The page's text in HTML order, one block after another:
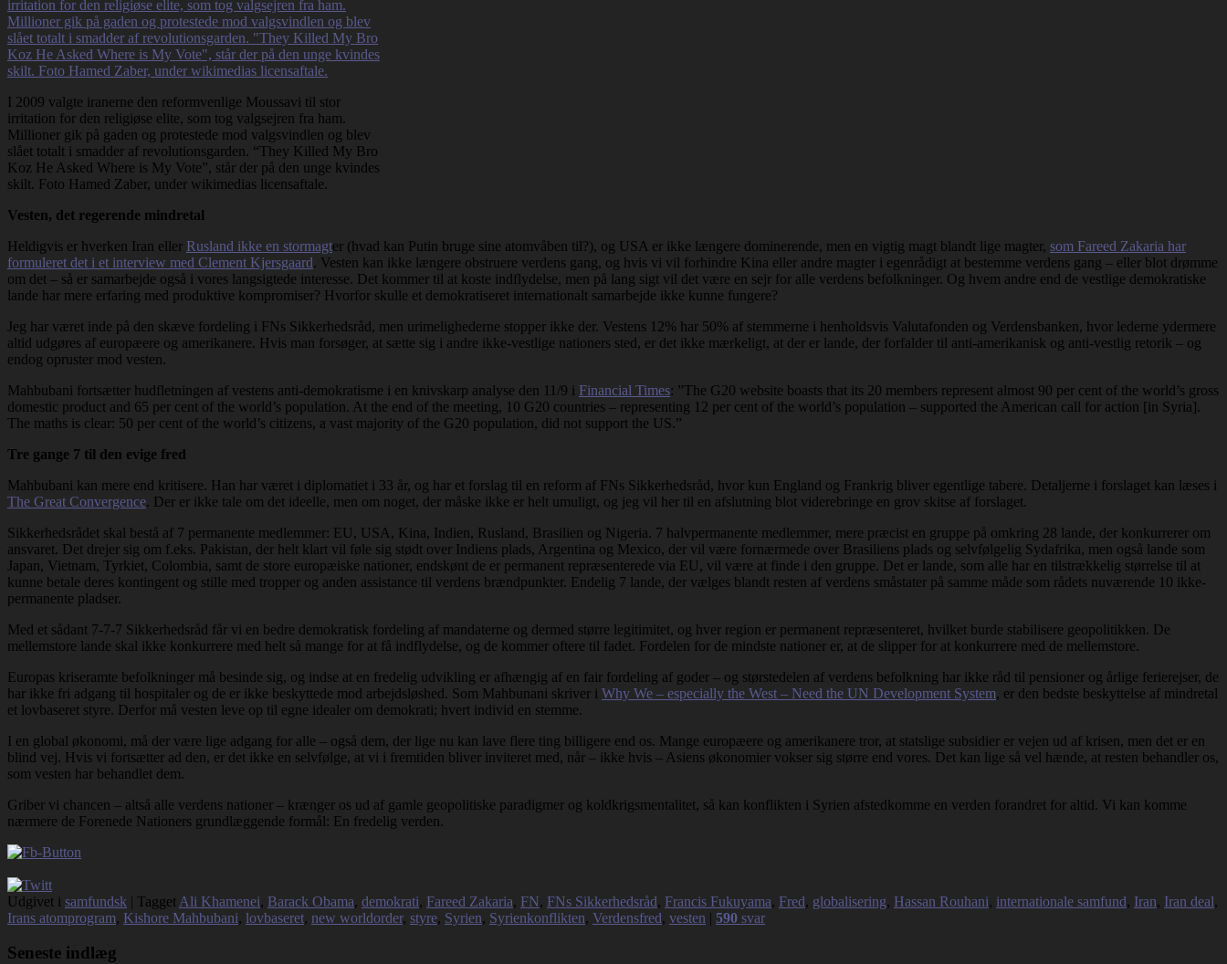
I 2009 valgte iranerne den reformvenlige Moussavi til stor
irritation for den religiøse elite, som tog valgsejren fra ham.
Millioner gik på gaden og protestede mod valgsvindlen og blev
slået totalt i smadder af revolutionsgarden. “They Killed My Bro
Koz He Asked Where is My Vote”, står der på den unge kvindes
skilt. Foto Hamed Zaber, under wikimedias licensaftale.
Vesten, det regerende mindretal
Heldigvis er hverken Iran eller Rusland ikke en stormagter (hvad kan Putin bruge sine atomvåben til?), og USA er ikke længere dominerende, men en vigtig magt blandt lige magter, som Fareed Zakaria har
formuleret det i et interview med Clement Kjersgaard. Vesten kan ikke længere obstruere verdens gang, og hvis vi vil forhindre Kina eller andre magter i egenrådigt at bestemme verdens gang – eller blot drømme
om det – så er samarbejde også i vores langsigtede interesse. Det kommer til at koste indflydelse, men på lang sigt vil det være en sejr for alle verdens befolkninger. Og hvem andre end de vestlige demokratiske
lande har mere erfaring med produktive kompromiser? Hvorfor skulle et demokratiseret internationalt samarbejde ikke kunne fungere?
Jeg har været inde på den skæve fordeling i FNs Sikkerhedsråd, men urimelighederne stopper ikke der. Vestens 12% har 50% af stemmerne i henholdsvis Valutafonden og Verdensbanken, hvor lederne ydermere
altid udgøres af europæere og amerikanere. Hvis man forsøger, at sætte sig i andre ikke-vestlige nationers sted, er det ikke mærkeligt, at der er lande, der forfalder til anti-amerikanisk og anti-vestlig retorik – og
endog opruster mod vesten.
Mahbubani fortsætter hudfletningen af vestens anti-demokratisme i en knivskarp analyse den 11/9 i Financial Times: ”The G20 website boasts that its 20 members represent almost 90 per cent of the world’s gross
domestic product and 65 per cent of the world’s population. At the end of the meeting, 10 G20 countries – representing 12 per cent of the world’s population – supported the American call for action [in Syria].
The maths is clear: 50 per cent of the world’s citizens, a vast majority of the G20 population, did not support the US.”
Tre gange 7 til den evige fred
Mahbubani kan mere end kritisere. Han har været i diplomatiet i 33 år, og har et forslag til en reform af FNs Sikkerhedsråd, hvor kun England og Frankrig bliver egentlige tabere. Detaljerne i forslaget kan læses i
The Great Convergence. Der er ikke tale om det ideelle, men om noget, der måske ikke er helt umuligt, og jeg vil her til en afslutning blot viderebringe en grov skitse af forslaget.
Sikkerhedsrådet skal bestå af 7 permanente medlemmer: EU, USA, Kina, Indien, Rusland, Brasilien og Nigeria. 7 halvpermanente medlemmer, mere præcist en gruppe på omkring 28 lande, der konkurrerer om
ansvaret. Det drejer sig om f.eks. Pakistan, der helt klart vil føle sig stødt over Indiens plads, Argentina og Mexico, der vil være fornærmede over Brasiliens plads og selvfølgelig Sydafrika, men også lande som
Japan, Vietnam, Tyrkiet, Colombia, samt de store europæiske nationer, endskønt de er permanent repræsenterede via EU, vil være at finde i den gruppe. Det er lande, som alle har en tilstrækkelig størrelse til at
kunne betale deres kontingent og stille med tropper og anden assistance til verdens brændpunkter. Endelig 7 lande, der vælges blandt resten af verdens småstater på samme måde som rådets nuværende 10 ikke-
permanente pladser.
Med et sådant 7-7-7 Sikkerhedsråd får vi en bedre demokratisk fordeling af mandaterne og dermed større legitimitet, og hver region er permanent repræsenteret, hvilket burde stabilisere geopolitikken. De
mellemstore lande skal ikke konkurrere med helt så mange for at få indflydelse, og de kommer oftere til fadet. Fordelen for de mindste nationer er, at de slipper for at konkurrere med de mellemstore.
Europas kriseramte befolkninger må besinde sig, og indse at en fredelig udvikling er afhængig af en fair fordeling af goder – og størstedelen af verdens befolkning har ikke råd til pensioner og årlige ferierejser, de
har ikke fri adgang til hospitaler og de er ikke beskyttede mod arbejdsløshed. Som Mahbunani skriver i Why We – especially the West – Need the UN Development System, er den bedste beskyttelse af mindretal
et lovbaseret styre. Derfor må vesten leve op til egne idealer om demokrati; hvert individ en stemme.
I en global økonomi, må der være lige adgang for alle – også dem, der lige nu kan lave flere ting billigere end os. Mange europæere og amerikanere tror, at statslige subsidier er vejen ud af krisen, men det er en
blind vej. Hvis vi fortsætter ad den, er det ikke en selvfølge, at vi i fremtiden bliver inviteret med, når – ikke hvis – Asiens økonomier vokser sig større end vores. Det kan lige så vel hænde, at resten behandler os,
som vesten har behandlet dem.
Griber vi chancen – altså alle verdens nationer – krænger os ud af gamle geopolitiske paradigmer og koldkrigsmentalitet, så kan konflikten i Syrien afstedkomme en verden forandret for altid. Vi kan komme
nærmere de Forenede Nationers grundlæggende formål: En fredelig verden.
Udgivet i samfundsk | Tagget Ali Khamenei, Barack Obama, demokrati, Fareed Zakaria, FN, FNs Sikkerhedsråd, Francis Fukuyama, Fred, globalisering, Hassan Rouhani, internationale samfund, Iran, Iran deal,
Irans atomprogram, Kishore Mahbubani, lovbaseret, new worldorder, styre, Syrien, Syrienkonflikten, Verdensfred, vesten | 590 svar
Seneste indlæg